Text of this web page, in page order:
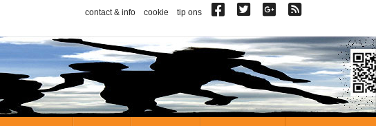
contact & info cookie tip ons